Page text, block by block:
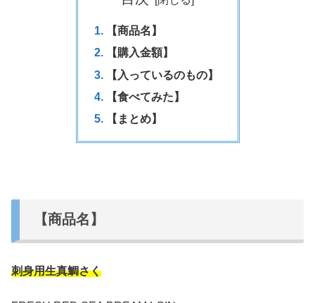
【商品名】
【購入金額】
【入っているのもの】
【食べてみた】
【まとめ】
【商品名】
刺身用生真鯛さく